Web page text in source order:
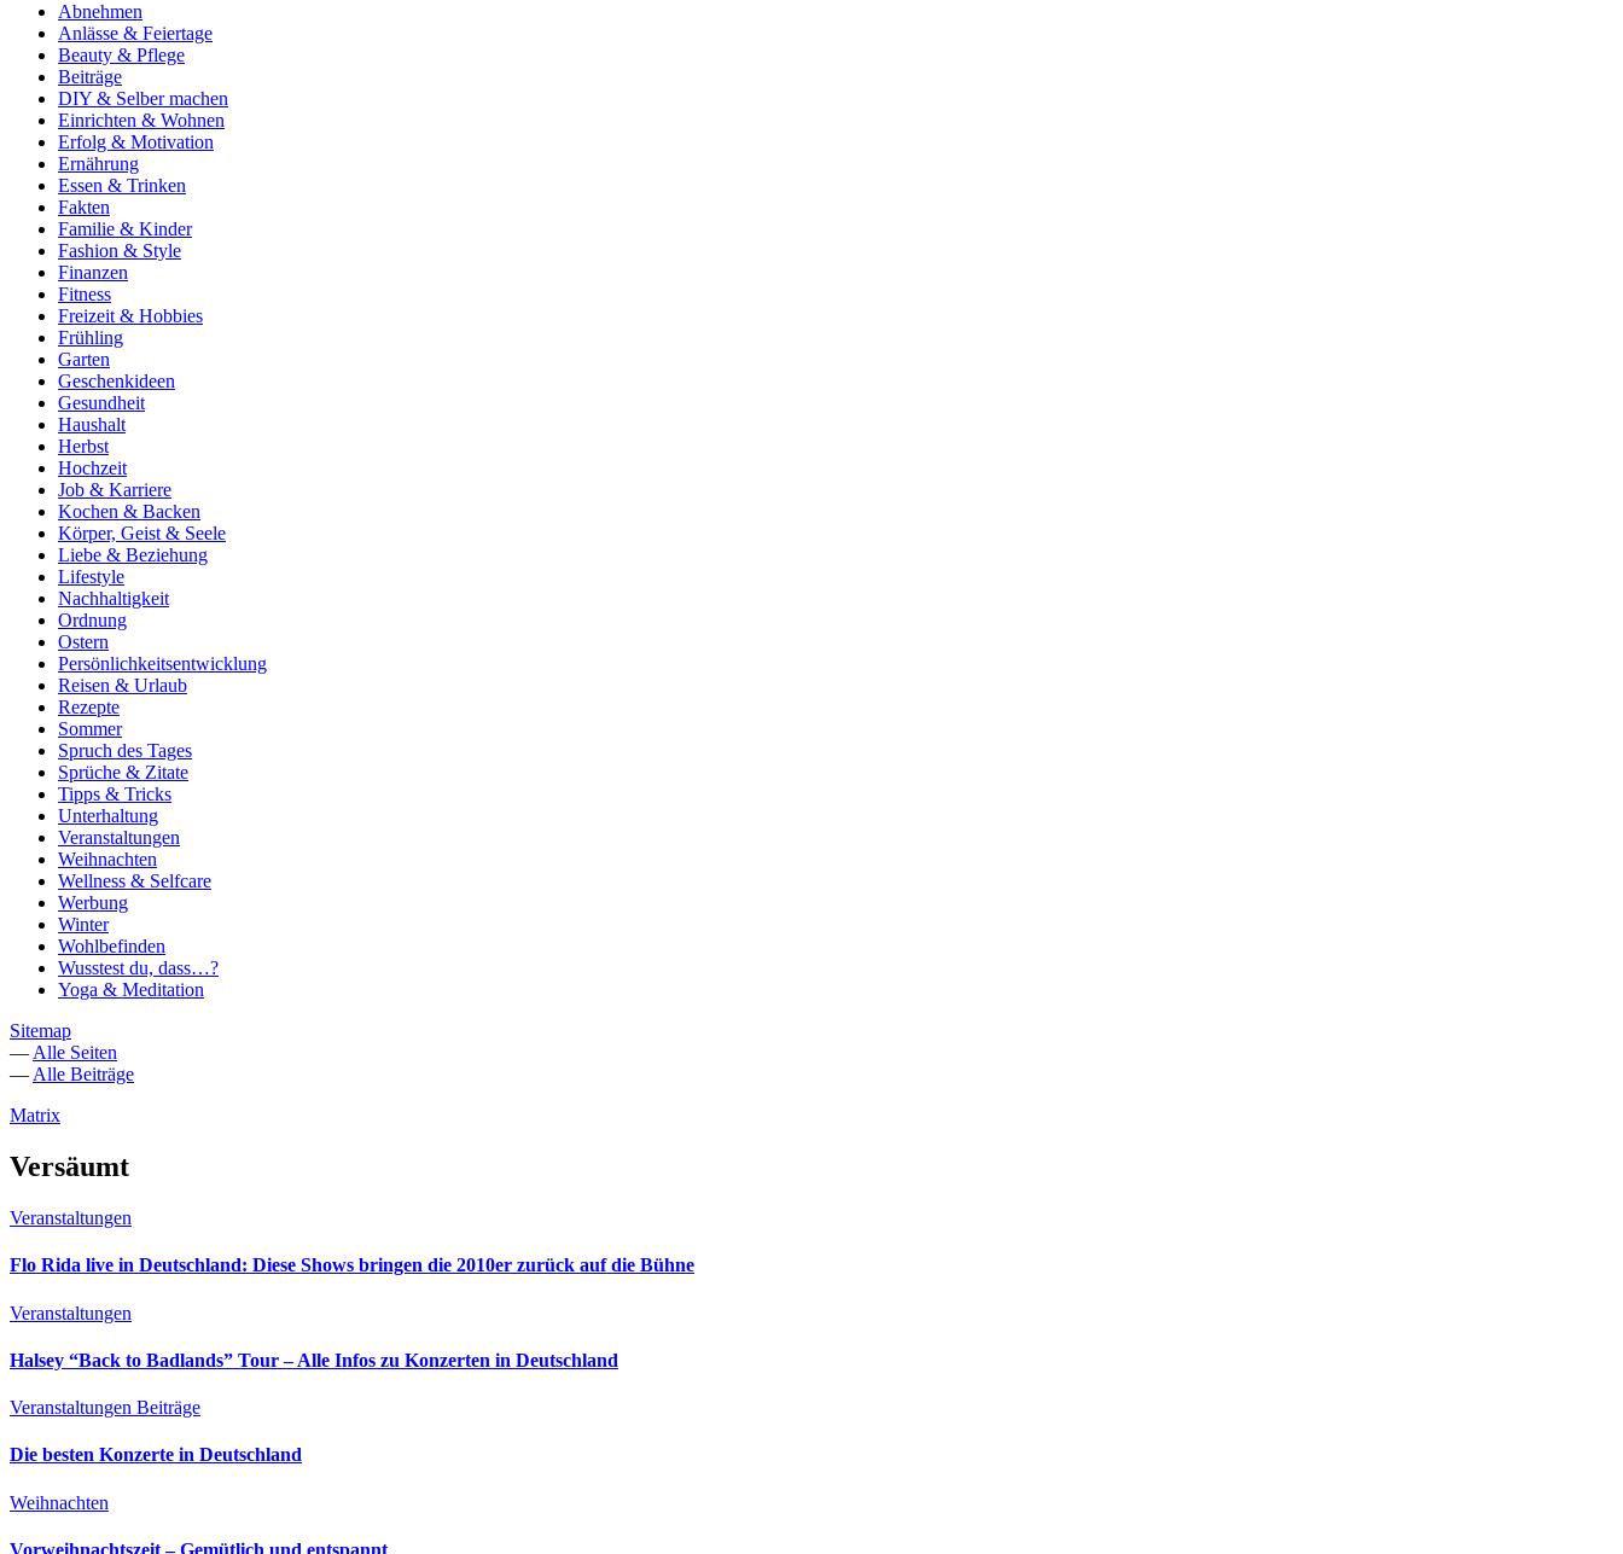
Abnehmen
Anlässe & Feiertage
Beauty & Pflege
Beiträge
DIY & Selber machen
Einrichten & Wohnen
Erfolg & Motivation
Ernährung
Essen & Trinken
Fakten
Familie & Kinder
Fashion & Style
Finanzen
Fitness
Freizeit & Hobbies
Frühling
Garten
Geschenkideen
Gesundheit
Haushalt
Herbst
Hochzeit
Job & Karriere
Kochen & Backen
Körper, Geist & Seele
Liebe & Beziehung
Lifestyle
Nachhaltigkeit
Ordnung
Ostern
Persönlichkeitsentwicklung
Reisen & Urlaub
Rezepte
Sommer
Spruch des Tages
Sprüche & Zitate
Tipps & Tricks
Unterhaltung
Veranstaltungen
Weihnachten
Wellness & Selfcare
Werbung
Winter
Wohlbefinden
Wusstest du, dass…?
Yoga & Meditation
Sitemap
— Alle Seiten
— Alle Beiträge
Matrix
Versäumt
Veranstaltungen
Flo Rida live in Deutschland: Diese Shows bringen die 2010er zurück auf die Bühne
Veranstaltungen
Halsey “Back to Badlands” Tour – Alle Infos zu Konzerten in Deutschland
Veranstaltungen Beiträge
Die besten Konzerte in Deutschland
Weihnachten
Vorweihnachtszeit – Gemütlich und entspannt